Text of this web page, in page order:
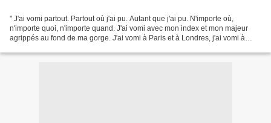
" J'ai vomi partout. Partout où j'ai pu. Autant que j'ai pu. N'importe où,
n'importe quoi, n'importe quand. J'ai vomi avec mon index et mon majeur
agrippés au fond de ma gorge. J'ai vomi à Paris et à Londres, j'ai vomi à